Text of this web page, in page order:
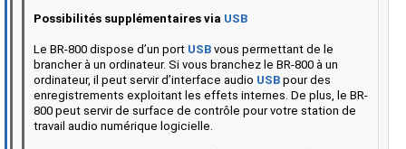
Possibilités supplémentaires via USB
Le BR-800 dispose d’un port USB vous permettant de le
brancher à un ordinateur. Si vous branchez le BR-800 à un
ordinateur, il peut servir d’interface audio USB pour des
enregistrements exploitant les effets internes. De plus, le BR-
800 peut servir de surface de contrôle pour votre station de
travail audio numérique logicielle.